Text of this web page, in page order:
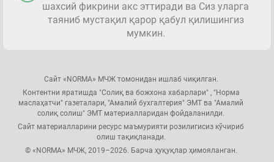
шахсий фикрини акс эттиради ва Сиз уларга
таяниб мустақил қарор қабул қилишингиз
мумкин.
Сайт «NORMA» МЧЖ томонидан ишлаб чиқилган.
Контентни яратишда "Солиқ ва божхона хабарлари" , "Норма
маслаҳатчи" газеталари, "Амалий бухгалтерия" ЭМТ ва "Амалий
солиқ солиш" ЭМТ материалларидан фойдаланилди.
Сайт материалларини ресурс маъмурияти розилигисиз кўчириб
олиш тақиқланади.
© «NORMA» МЧЖ, 2019–2026. Барча ҳуқуқлар ҳимояланган.